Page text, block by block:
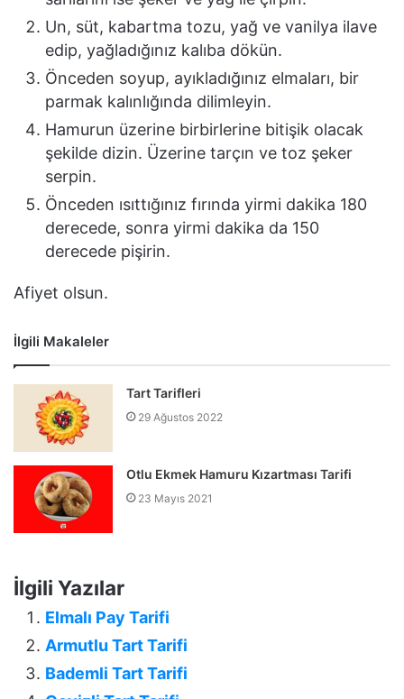
Un, süt, kabartma tozu, yağ ve vanilya ilave
edip, yağladığınız kalıba dökün.
Önceden soyup, ayıkladığınız elmaları, bir
parmak kalınlığında dilimleyin.
Hamurun üzerine birbirlerine bitişik olacak
şekilde dizin. Üzerine tarçın ve toz şeker
serpin.
Önceden ısıttığınız fırında yirmi dakika 180
derecede, sonra yirmi dakika da 150
derecede pişirin.
Afiyet olsun.
İlgili Makaleler
Tart Tarifleri
29 Ağustos 2022
Otlu Ekmek Hamuru Kızartması Tarifi
23 Mayıs 2021
İlgili Yazılar
Elmalı Pay Tarifi
Armutlu Tart Tarifi
Bademli Tart Tarifi